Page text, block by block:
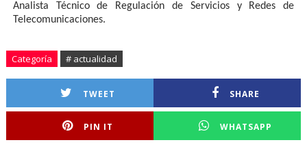
Analista Técnico de Regulación de Servicios y Redes de
Telecomunicaciones.
Categoría # actualidad
TWEET SHARE
PIN IT WHATSAPP